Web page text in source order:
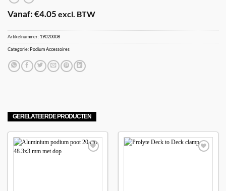
Vanaf:€4.05 excl. BTW
Artikelnummer: 19020008
Categorie:Podium Accessoires
GERELATEERDE PRODUCTEN